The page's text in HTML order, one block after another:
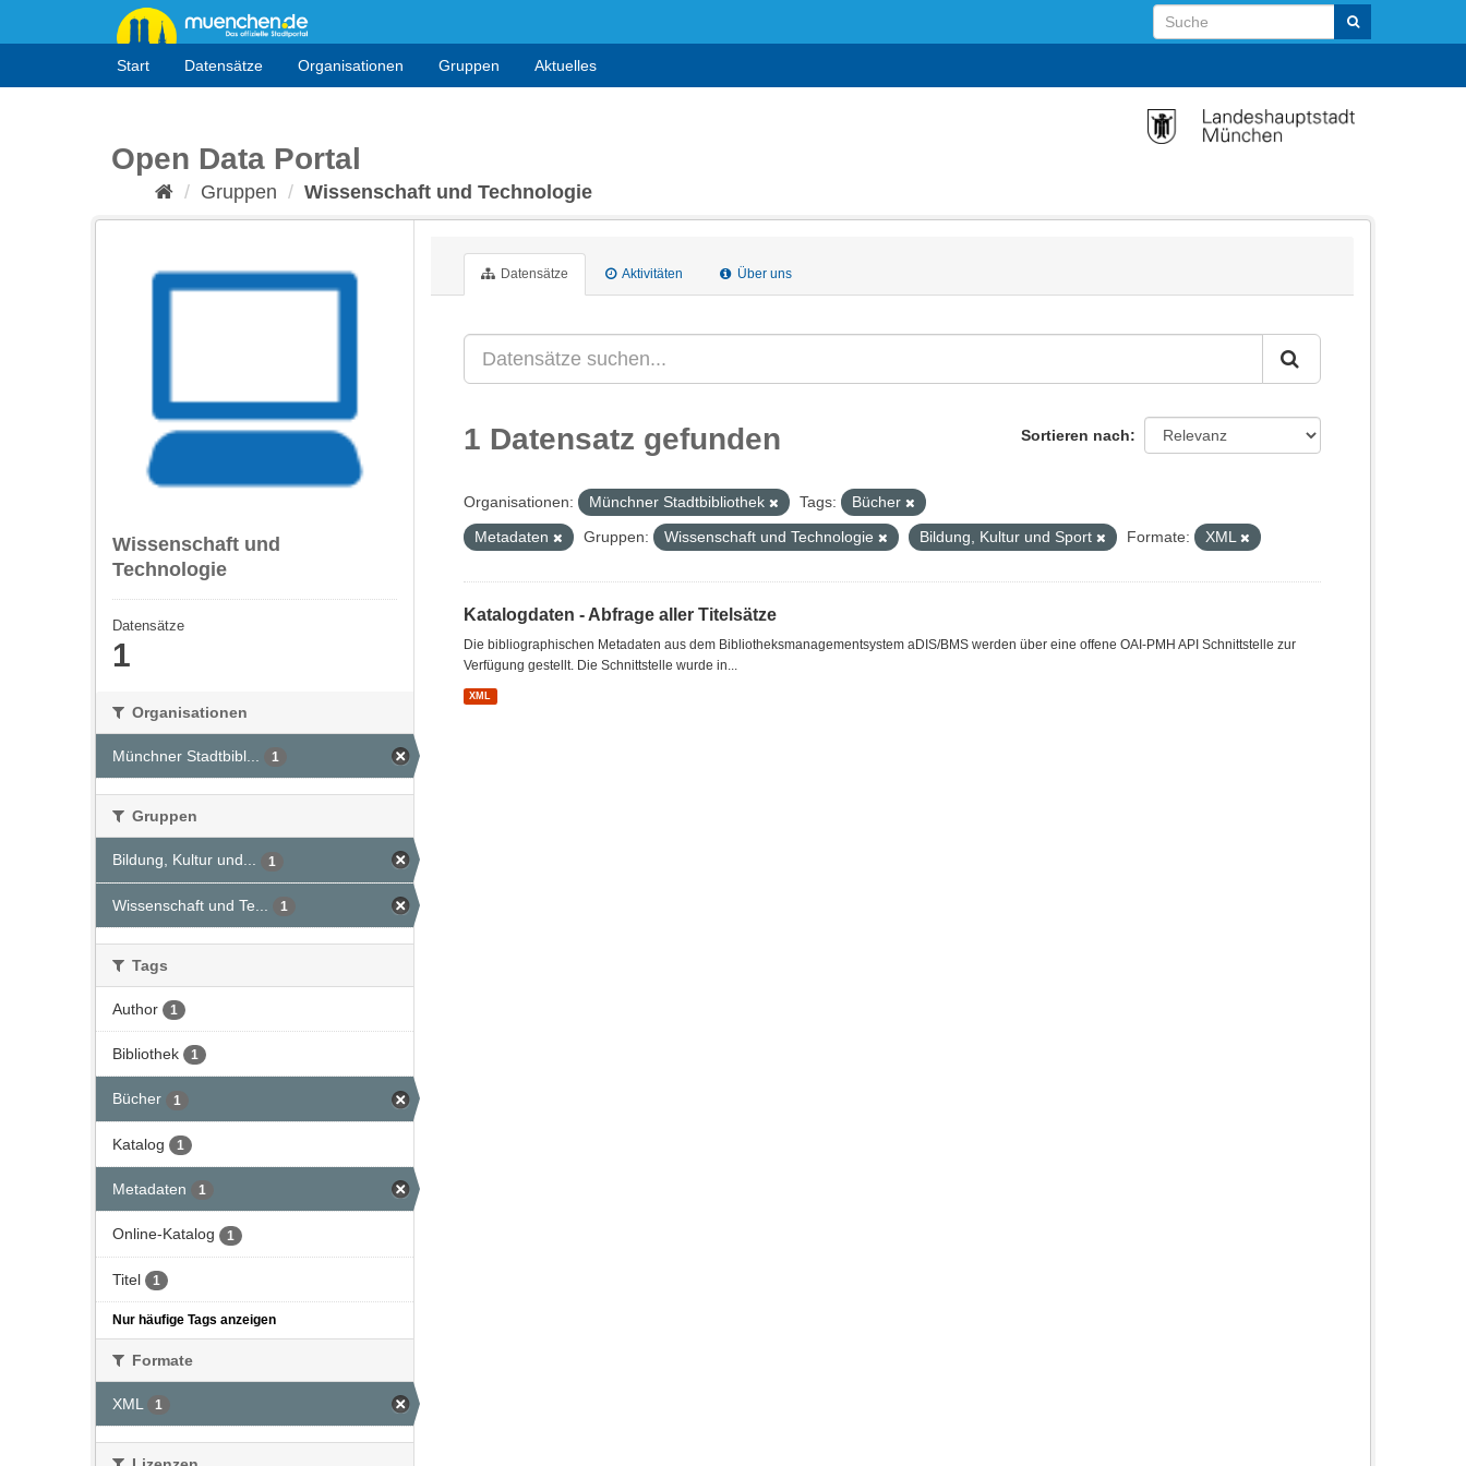
Start Datensätze Organisationen Gruppen Aktuelles
Open Data Portal
Gruppen Wissenschaft und Technologie
Wissenschaft und
Technologie
Datensätze
1
Organisationen
Münchner Stadtbibl... 1
Gruppen
Bildung, Kultur und... 1
Wissenschaft und Te... 1
Tags
Author 1
Bibliothek 1
Bücher 1
Katalog 1
Metadaten 1
Online-Katalog 1
Titel 1
Nur häufige Tags anzeigen
Formate
XML 1
Datensätze Aktivitäten Über uns
Sortieren nach
1 Datensatz gefunden
Organisationen: Münchner Stadtbibliothek Tags:
Bücher
Metadaten
Gruppen: Wissenschaft und Technologie Bildung, Kultur und Sport Formate: XML
Katalogdaten - Abfrage aller Titelsätze
Die bibliographischen Metadaten aus dem Bibliotheksmanagementsystem aDIS/BMS werden über eine offene OAI-PMH API Schnittstelle zur
Verfügung gestellt. Die Schnittstelle wurde in...
XML